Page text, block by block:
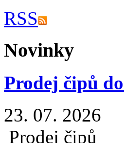
RSS
Novinky
Prodej čipů
23. 07. 2026
Prodej čipů